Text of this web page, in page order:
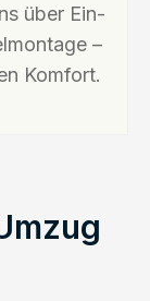
über Ein-
–
Komfort.